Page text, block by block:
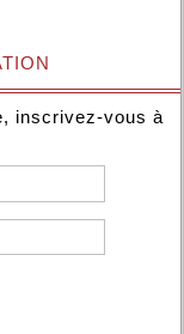
inscrivez-vous à